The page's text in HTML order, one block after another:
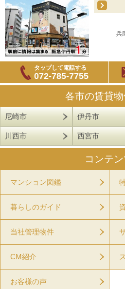
兵
タップして電話する
072-785-7755
各市の賃貸
尼崎市 伊丹市
川西市 西宮市
コンテン
マンション図鑑
暮らしのガイド
当社管理物件
CM紹介
お客様の声